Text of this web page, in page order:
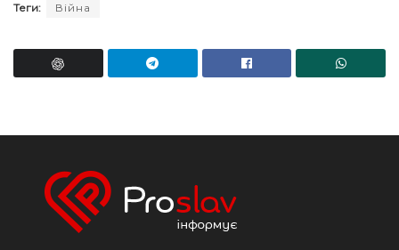
Теги: Війна